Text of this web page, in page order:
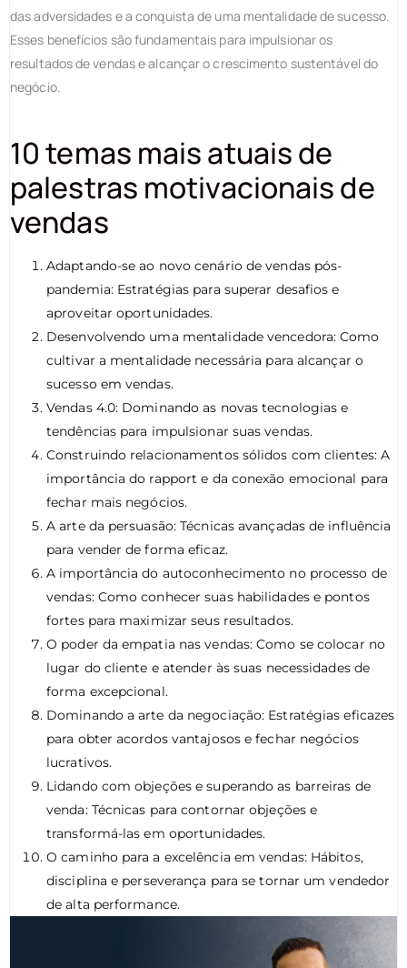
das adversidades e a conquista de uma mentalidade de sucesso.
Esses benefícios são fundamentais para impulsionar os
resultados de vendas e alcançar o crescimento sustentável do
negócio.
10 temas mais atuais de
palestras motivacionais de
vendas
Adaptando-se ao novo cenário de vendas pós-
pandemia: Estratégias para superar desafios e
aproveitar oportunidades.
Desenvolvendo uma mentalidade vencedora: Como
cultivar a mentalidade necessária para alcançar o
sucesso em vendas.
Vendas 4.0: Dominando as novas tecnologias e
tendências para impulsionar suas vendas.
Construindo relacionamentos sólidos com clientes: A
importância do rapport e da conexão emocional para
fechar mais negócios.
A arte da persuasão: Técnicas avançadas de influência
para vender de forma eficaz.
A importância do autoconhecimento no processo de
vendas: Como conhecer suas habilidades e pontos
fortes para maximizar seus resultados.
O poder da empatia nas vendas: Como se colocar no
lugar do cliente e atender às suas necessidades de
forma excepcional.
Dominando a arte da negociação: Estratégias eficazes
para obter acordos vantajosos e fechar negócios
lucrativos.
Lidando com objeções e superando as barreiras de
venda: Técnicas para contornar objeções e
transformá-las em oportunidades.
O caminho para a excelência em vendas: Hábitos,
disciplina e perseverança para se tornar um vendedor
de alta performance.